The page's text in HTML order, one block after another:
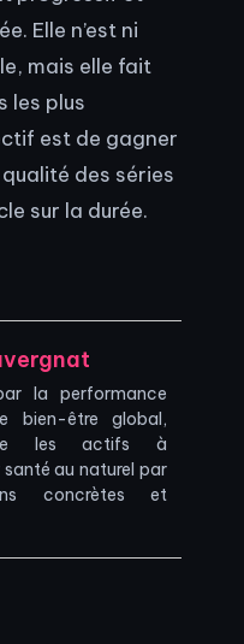
Elle n’est ni
mais elle fait
les plus
est de gagner
qualité des séries
sur la durée.
la performance
bien-être global,
les actifs à
au naturel par
concrètes et